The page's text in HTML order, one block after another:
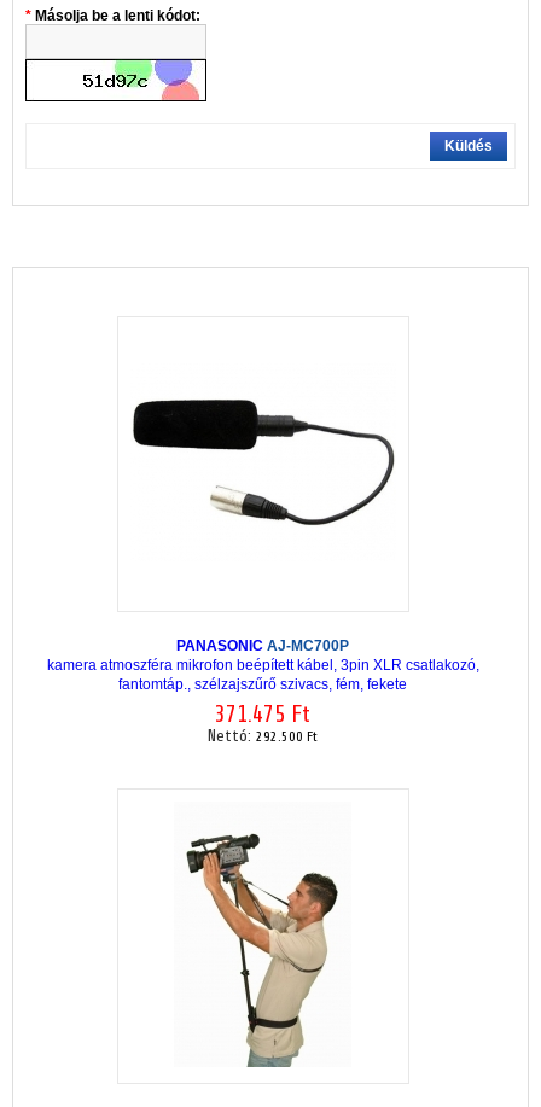
Másolja be a lenti kódot:
Küldés
PANASONIC AJ-MC700P
kamera atmoszféra mikrofon beépített kábel, 3pin XLR csatlakozó,
fantomtáp., szélzajszűrő szivacs, fém, fekete
371.475 Ft
Nettó: 292.500 Ft